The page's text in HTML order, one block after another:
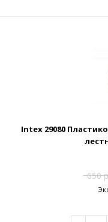
Intex 29080
650